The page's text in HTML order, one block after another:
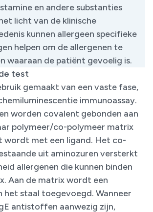
en andere substanties
licht van de klinische
kunnen allergeen specifieke
helpen om de allergenen te
waaraan de patiënt gevoelig is.
test
gemaakt van een vaste fase,
immunoassay.
worden covalent gebonden aan
polymeer/co-polymeer matrix
wordt met een ligand. Het co-
uit aminozuren versterkt
allergenen die kunnen binden
Aan de matrix wordt een
het staal toegevoegd. Wanneer
antistoffen aanwezig zijn,